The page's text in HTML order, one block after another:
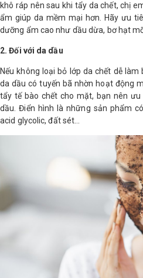
khô ráp nên sau khi tẩy da chết, chị
ẩm giúp da mềm mại hơn. Hãy ưu
dưỡng ẩm cao như dầu dừa, bơ hạt
2. Đối với da dầu
Nếu không loại bỏ lớp da chết dễ
da dầu có tuyến bã nhờn hoạt động
tẩy tế bào chết cho mặt, bạn nên
dầu. Điển hình là những sản phẩm
acid glycolic, đất sét…